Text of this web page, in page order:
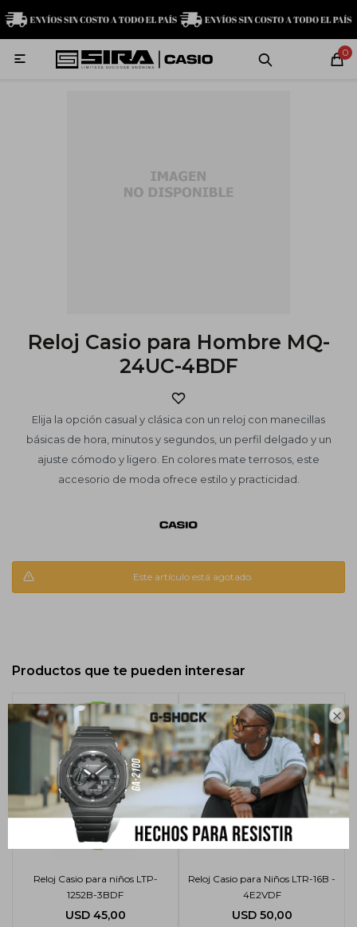

0

Reloj Casio para Hombre MQ-
24UC-4BDF
Elija la opción casual y clásica con un reloj con manecillas
básicas de hora, minutos y segundos, un perfil delgado y un
ajuste cómodo y ligero. En colores mate terrosos, este
accesorio de moda ofrece estilo y practicidad.
Este artículo está agotado.
Productos que te pueden interesar
Reloj Casio para niños LTP-
1252B-3BDF
USD 45,00
Reloj Casio para Niños LTR-16B -
4E2VDF
USD 50,00
MI CUENTA
Relojes Servicio técnico Contacto